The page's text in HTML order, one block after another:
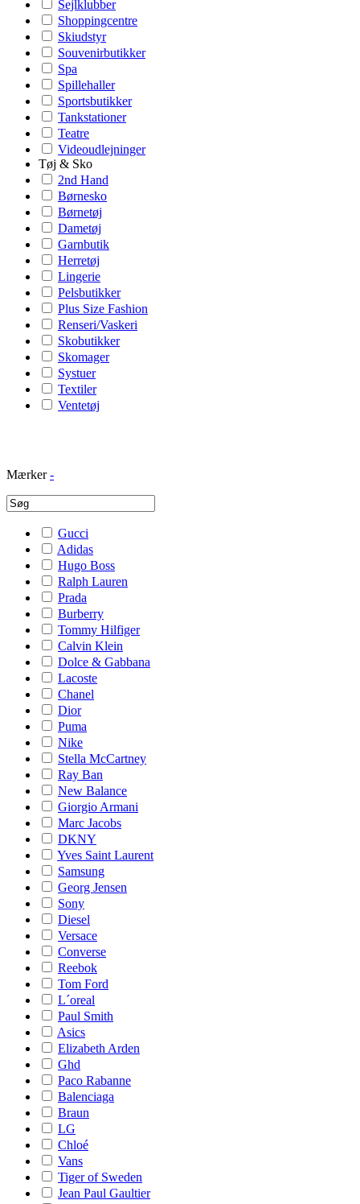
Sejlklubber
Shoppingcentre
Skiudstyr
Souvenirbutikker
Spa
Spillehaller
Sportsbutikker
Tankstationer
Teatre
Videoudlejninger
Tøj & Sko
2nd Hand
Børnesko
Børnetøj
Dametøj
Garnbutik
Herretøj
Lingerie
Pelsbutikker
Plus Size Fashion
Renseri/Vaskeri
Skobutikker
Skomager
Systuer
Textiler
Ventetøj
Mærker -
Gucci
Adidas
Hugo Boss
Ralph Lauren
Prada
Burberry
Tommy Hilfiger
Calvin Klein
Dolce & Gabbana
Lacoste
Chanel
Dior
Puma
Nike
Stella McCartney
Ray Ban
New Balance
Giorgio Armani
Marc Jacobs
DKNY
Yves Saint Laurent
Samsung
Georg Jensen
Sony
Diesel
Versace
Converse
Reebok
Tom Ford
L´oreal
Paul Smith
Asics
Elizabeth Arden
Ghd
Paco Rabanne
Balenciaga
Braun
LG
Chloé
Vans
Tiger of Sweden
Jean Paul Gaultier